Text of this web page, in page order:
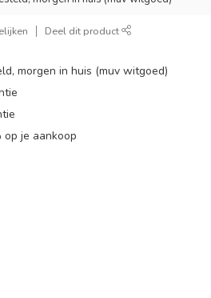
Deel dit product
morgen in huis (muv witgoed)
je aankoop